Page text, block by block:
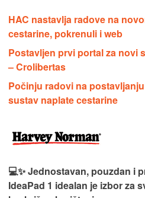
HAC nastavlja radove na
cestarine, pokrenuli i web
Postavljen prvi portal za novi
– Crolibertas
Počinju radovi na
sustav naplate cestarine
💻✨ Jednostavan, pouzdan i
IdeaPad 1 idealan je izbor za